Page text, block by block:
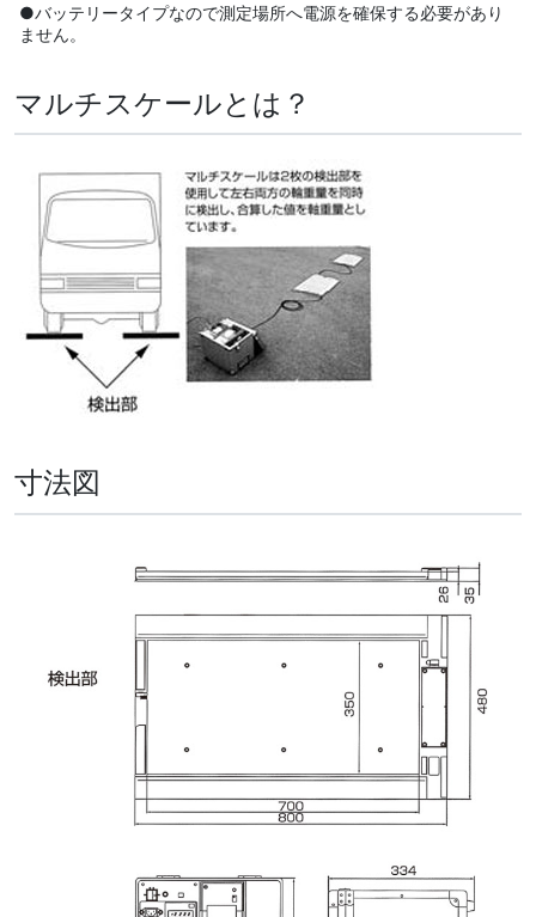
●バッテリータイプなので測定場所へ電源を確保する必要があり
ません。
マルチスケールとは？
寸法図